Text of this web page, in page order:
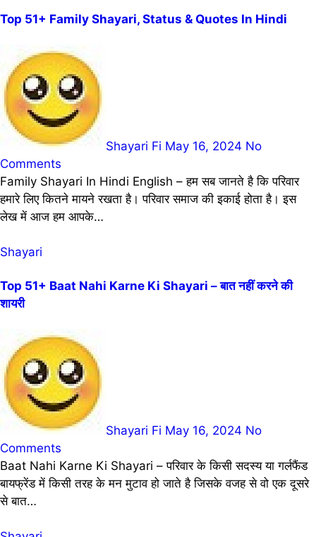
Top 51+ Family Shayari, Status & Quotes In Hindi
Shayari Fi May 16, 2024 No
Comments
Family Shayari In Hindi English – हम सब जानते है कि परिवार
हमारे लिए कितने मायने रखता है। परिवार समाज की इकाई होता है। इस
लेख में आज हम आपके…
Shayari
Top 51+ Baat Nahi Karne Ki Shayari – बात नहीं करने की
शायरी
Shayari Fi May 16, 2024 No
Comments
Baat Nahi Karne Ki Shayari – परिवार के किसी सदस्य या गर्लफैंड
बायफ्रेंड में किसी तरह के मन मुटाव हो जाते है जिसके वजह से वो एक दूसरे
से बात…